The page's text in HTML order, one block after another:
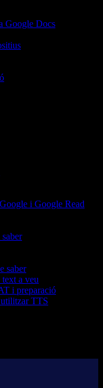
Google Docs
i Google Read
saber
a veu
i preparació
TTS